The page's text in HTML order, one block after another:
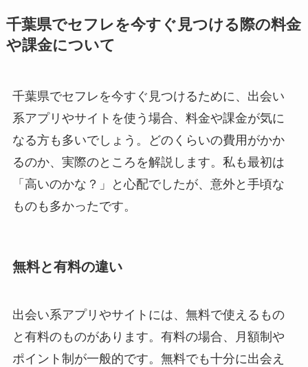
千葉県でセフレを今すぐ見つける際の料金
や課金について
千葉県でセフレを今すぐ見つけるために、出会い
系アプリやサイトを使う場合、料金や課金が気に
なる方も多いでしょう。どのくらいの費用がかか
るのか、実際のところを解説します。私も最初は
「高いのかな？」と心配でしたが、意外と手頃な
ものも多かったです。
無料と有料の違い
出会い系アプリやサイトには、無料で使えるもの
と有料のものがあります。有料の場合、月額制や
ポイント制が一般的です。無料でも十分に出会え